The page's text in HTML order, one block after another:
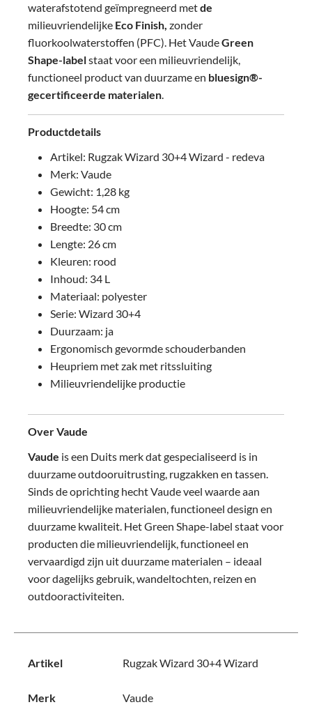
waterafstotend geïmpregneerd metde
milieuvriendelijke Eco Finish, zonder
fluorkoolwaterstoffen (PFC). Het VaudeGreen
Shape-labelstaat voor een milieuvriendelijk,
functioneel product van duurzame en bluesign®-
gecertificeerde materialen.
Productdetails
Artikel: Rugzak Wizard 30+4 Wizard - redeva
Merk: Vaude
Gewicht: 1,28 kg
Hoogte: 54 cm
Breedte: 30 cm
Lengte: 26 cm
Kleuren: rood
Inhoud: 34 L
Materiaal: polyester
Serie: Wizard 30+4
Duurzaam: ja
Ergonomisch gevormde schouderbanden
Heupriem met zak met ritssluiting
Milieuvriendelijke productie
Over Vaude
Vaude is een Duits merk dat gespecialiseerd is in
duurzame outdooruitrusting, rugzakken en tassen.
Sinds de oprichting hecht Vaude veel waarde aan
milieuvriendelijke materialen, functioneel design en
duurzame kwaliteit. Het Green Shape-label staat voor
producten die milieuvriendelijk, functioneel en
vervaardigd zijn uit duurzame materialen – ideaal
voor dagelijks gebruik, wandeltochten, reizen en
outdooractiviteiten.
Artikel Rugzak Wizard 30+4 Wizard
Merk Vaude